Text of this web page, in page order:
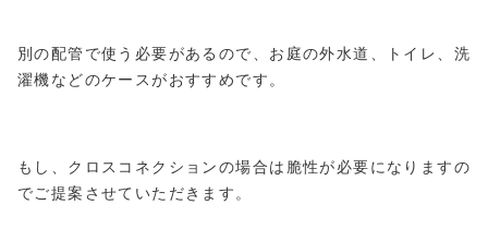
別の配管で使う必要があるので、お庭の外水道、トイレ、洗
濯機などのケースがおすすめです。
もし、クロスコネクションの場合は脆性が必要になりますの
でご提案させていただきます。